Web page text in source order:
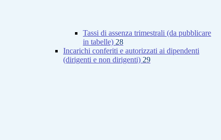
Tassi di assenza trimestrali (da pubblicare
in tabelle) 28
Incarichi conferiti e autorizzati ai dipendenti
(dirigenti e non dirigenti) 29